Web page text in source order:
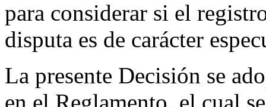
para considerar si el
disputa es de carácter
La presente Decisión se
en el Reglamento, el cual